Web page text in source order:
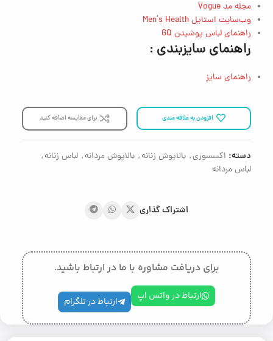
مجله مد Vogue
وب‌سایت استایل Men’s Health
راهنمای لباس پوشیدن GQ
راهنمای سایزبندی :
راهنمای سایز
افزودن به علاقه مندی برای مقایسه اضافه کنید
دسته: اکسسوری, بالاپوش زنانه, بالاپوش مردانه, لباس زنانه,
لباس مردانه
اشتراک گذاری
برای دریافت مشاوره با ما در ارتباط باشید.
ارتباط در واتس اپ ارتباط در تلگرام